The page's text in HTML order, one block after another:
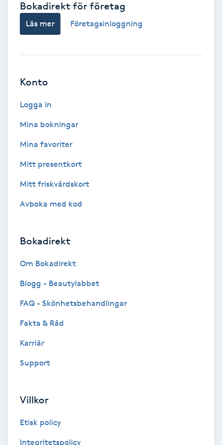
Babylights
Barber
Barnklippning
Blowout
Brynformning
Brynfärgning
Bröllopsuppsättning
Celluliter
Color correction
Bokadirekt för företag
Läs mer Företagsinloggning
Konto
Logga in
Mina bokningar
Mina favoriter
Mitt presentkort
Mitt friskvårdskort
Avboka med kod
Bokadirekt
Om Bokadirekt
Blogg - Beautylabbet
FAQ - Skönhetsbehandlingar
Fakta & Råd
Karriär
Support
Villkor
Etisk policy
Integritetspolicy